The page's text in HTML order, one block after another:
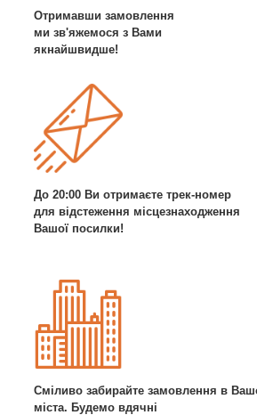
Отримавши замовлення
ми зв'яжемося з Вами
якнайшвидше!
До 20:00 Ви отримаєте трек-номер
для відстеження місцезнаходження
Вашої посилки!
Сміливо забирайте замовлення в
міста. Будемо вдячні